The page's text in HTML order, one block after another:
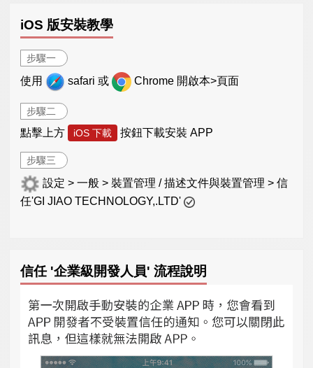
iOS 版安裝教學
步驟一
使用 safari 或 Chrome 開啟本>頁面
步驟二
點擊上方 iOS 下載 按鈕下載安裝 APP
步驟三
設定 > 一般 > 裝置管理 / 描述文件與裝置管理 > 信
任'GI JIAO TECHNOLOGY,.LTD'
信任 '企業級開發人員' 流程說明